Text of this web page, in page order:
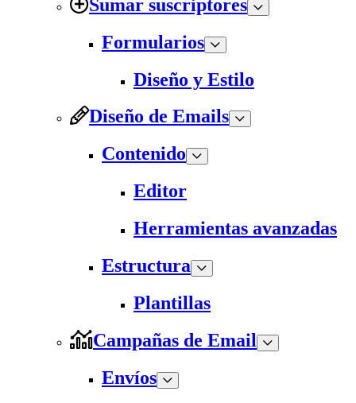
Sumar suscriptores
Formularios
Diseño y Estilo
Diseño de Emails
Contenido
Editor
Herramientas avanzadas
Estructura
Plantillas
Campañas de Email
Envíos